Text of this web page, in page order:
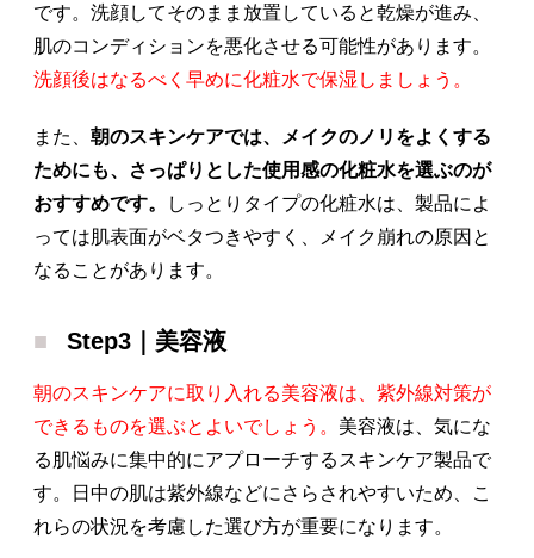
です。洗顔してそのまま放置していると乾燥が進み、
肌のコンディションを悪化させる可能性があります。
洗顔後はなるべく早めに化粧水で保湿しましょう。
また、 朝のスキンケアでは、メイクのノリをよくする
ためにも、さっぱりとした使用感の化粧水を選ぶのが
おすすめです。
しっとりタイプの化粧水は、製品によ
っては肌表面がベタつきやすく、メイク崩れの原因と
なることがあります。
Step3｜美容液
朝のスキンケアに取り入れる美容液は、紫外線対策が
できるものを選ぶとよいでしょう。 美容液は、気にな
る肌悩みに集中的にアプローチするスキンケア製品で
す。日中の肌は紫外線などにさらされやすいため、こ
れらの状況を考慮した選び方が重要になります。